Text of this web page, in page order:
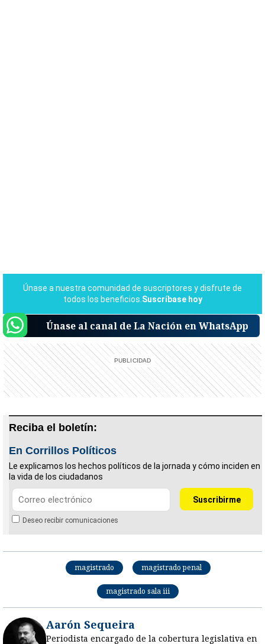
Únase al canal de La Nación en WhatsApp
Reciba el boletín:
En Corrillos Políticos
Le explicamos los hechos políticos de la jornada y cómo inciden en
la vida de los ciudadanos
Deseo recibir comunicaciones
magistrado magistrado penal
magistrado sala iii
Aarón Sequeira
Periodista encargado de la cobertura legislativa en